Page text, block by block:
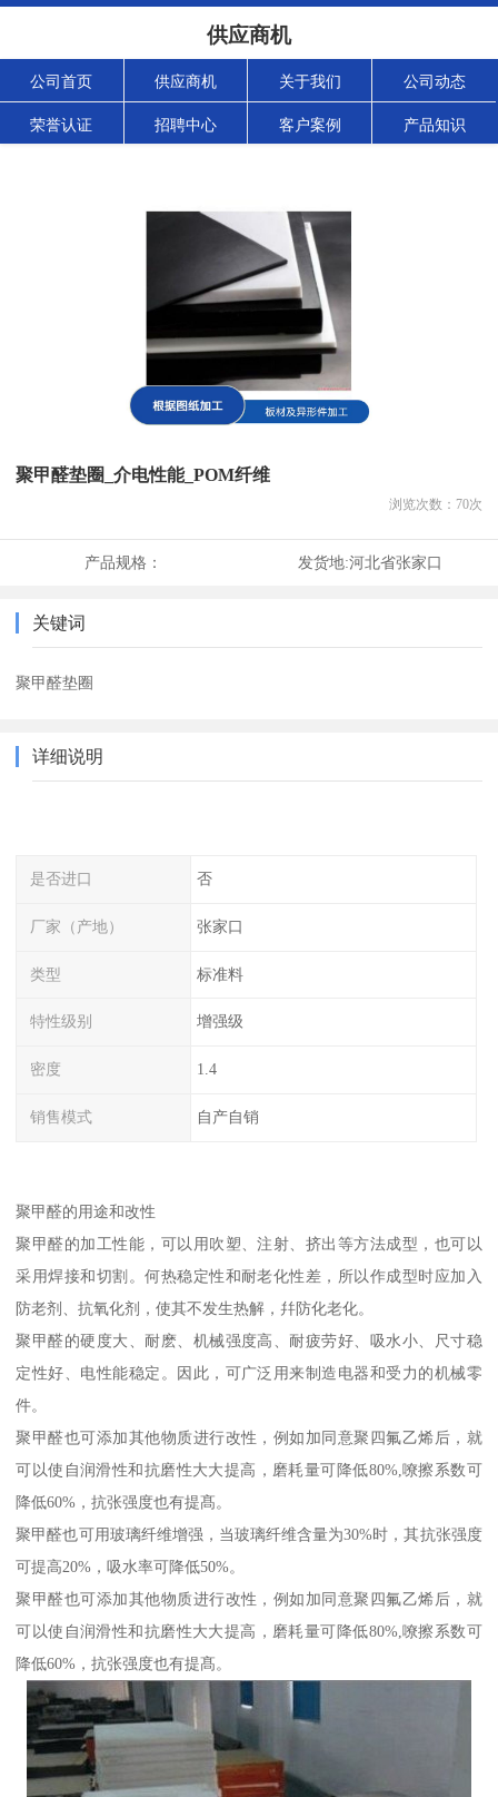
供应商机
公司首页 供应商机 关于我们 公司动态
荣誉认证 招聘中心 客户案例 产品知识
聚甲醛垫圈_介电性能_POM纤维
浏览次数： 70次
产品规格： 发货地:河北省张家口
关键词
聚甲醛垫圈
详细说明
是否进口 否
厂家（产地） 张家口
类型 标准料
特性级别 增强级
密度 1.4
销售模式 自产自销
聚甲醛的用途和改性
聚甲醛的加工性能，可以用吹塑、注射、挤出等方法成型，也可以
采用焊接和切割。何热稳定性和耐老化性差，所以作成型时应加入
防老剂、抗氧化剂，使其不发生热解，幷防化老化。
聚甲醛的硬度大、耐麽、机械强度高、耐疲劳好、吸水小、尺寸稳
定性好、电性能稳定。因此，可广泛用来制造电器和受力的机械零
件。
聚甲醛也可添加其他物质进行改性，例如加同意聚四氟乙烯后，就
可以使自润滑性和抗磨性大大提高，磨耗量可降低80%,嘹擦系数可
降低60%，抗张强度也有提髙。
聚甲醛也可用玻璃纤维增强，当玻璃纤维含量为30%时，其抗张强度
可提高20%，吸水率可降低50%。
聚甲醛也可添加其他物质进行改性，例如加同意聚四氟乙烯后，就
可以使自润滑性和抗磨性大大提高，磨耗量可降低80%,嘹擦系数可
降低60%，抗张强度也有提髙。